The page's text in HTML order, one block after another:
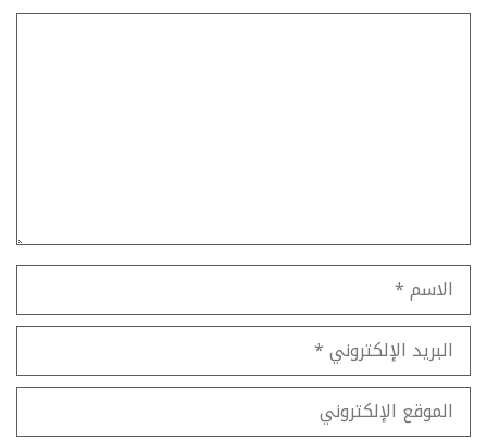
الاسم
البريد
الإلكتروني
الموقع
الإلكتروني